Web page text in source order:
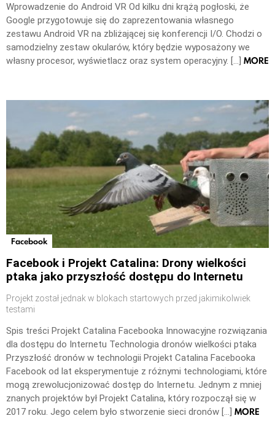
Wprowadzenie do Android VR Od kilku dni krążą pogłoski, że
Google przygotowuje się do zaprezentowania własnego
zestawu Android VR na zbliżającej się konferencji I/O. Chodzi o
samodzielny zestaw okularów, który będzie wyposażony we
własny procesor, wyświetlacz oraz system operacyjny. […] MORE
Facebook
Facebook i Projekt Catalina: Drony wielkości
ptaka jako przyszłość dostępu do Internetu
Projekt został jednak w blokach startowych przed jakimikolwiek
testami
Spis treści Projekt Catalina Facebooka Innowacyjne rozwiązania
dla dostępu do Internetu Technologia dronów wielkości ptaka
Przyszłość dronów w technologii Projekt Catalina Facebooka
Facebook od lat eksperymentuje z różnymi technologiami, które
mogą zrewolucjonizować dostęp do Internetu. Jednym z mniej
znanych projektów był Projekt Catalina, który rozpoczął się w
2017 roku. Jego celem było stworzenie sieci dronów […] MORE